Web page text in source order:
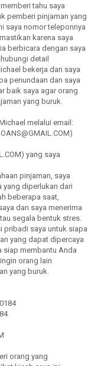
tahu saya
pemberi pinjaman yang
saya nomor teleponnya
karena saya
berbicara dengan saya
detail
bekerja dan saya
penundaan dan saya
baik saya agar orang
yang buruk.
melalui email:
yang saya
pinjaman, saya
yang diperlukan dari
beberapa saat,
dan saya menerima
segala bentuk stres.
pribadi saya untuk siapa
yang dapat dipercaya
siap membantu Anda
orang lain
yang buruk.
orang yang